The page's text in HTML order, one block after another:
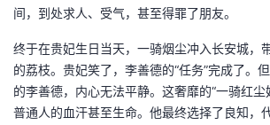
子
直
播
的
活
动
我
的
关
我
的
我
间，到处求人、受气，甚至得罪了朋友。
终于在贵妃生日当天，一骑烟尘冲入长安城，
的荔枝。贵妃笑了，李善德的“任务”完成了。
的李善德，内心无法平静。这奢靡的“一骑红尘
普通人的血汗甚至生命。他最终选择了良知，